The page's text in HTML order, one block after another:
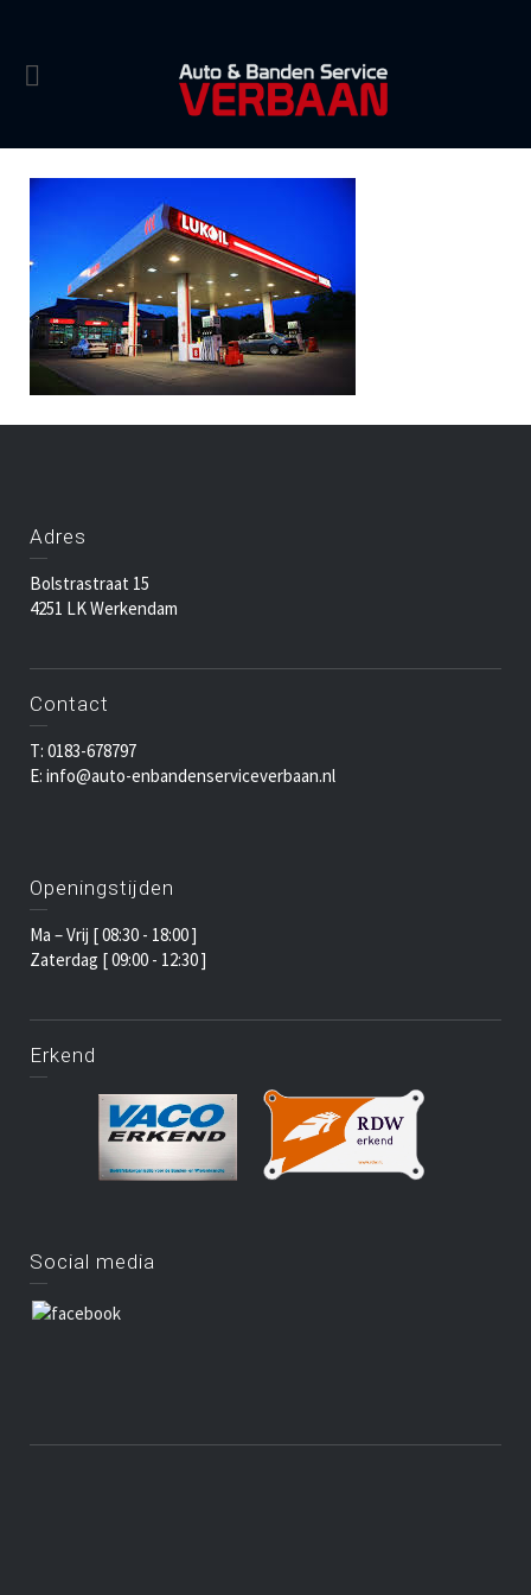
Adres
Bolstrastraat 15
4251 LK Werkendam
Contact
T: 0183-678797
E: info@auto-enbandenserviceverbaan.nl
Openingstijden
Ma – Vrij [ 08:30 - 18:00 ]
Zaterdag [ 09:00 - 12:30 ]
Erkend
Social media